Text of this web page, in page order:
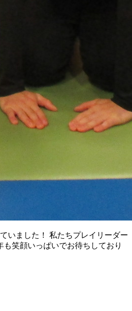
いました！ 私たちプレイリーダー
笑顔いっぱいでお待ちしており